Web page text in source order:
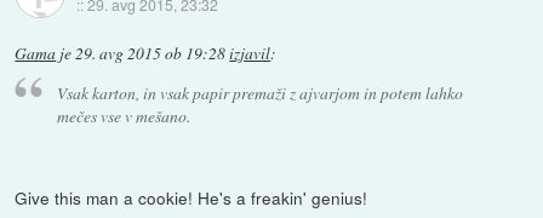
Gama je 29. avg 2015 ob 19:28izjavil:
Vsak karton, in vsak papir premaži z ajvarjom in potem lahko
mečes vse v mešano.
Give this man a cookie! He's a freakin' genius!